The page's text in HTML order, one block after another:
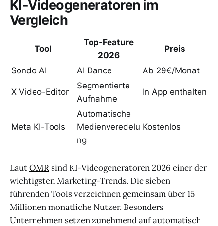
KI-Videogeneratoren im
Vergleich
Tool
Top-Feature
2026
Preis
Sondo AI AI Dance Ab 29€/Monat
X Video-Editor
Segmentierte
Aufnahme
In App enthalten
Meta KI-Tools
Automatische
Medienveredelu
ng
Kostenlos
LautOMR sind KI-Videogeneratoren 2026 einer der
wichtigsten Marketing-Trends. Die sieben
führenden Tools verzeichnen gemeinsam über 15
Millionen monatliche Nutzer. Besonders
Unternehmen setzen zunehmend auf automatisch